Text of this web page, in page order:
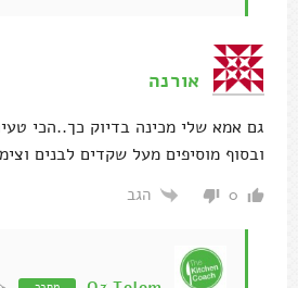
אורנה
גם אמא שלי מכינה בדיוק כך..הכי
ובסוף מוסיפים מעל שקדים לבנים
0 הגב